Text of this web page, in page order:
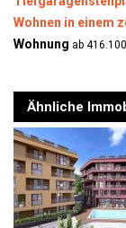
Wohnen in einem
Wohnung ab
Ähnliche